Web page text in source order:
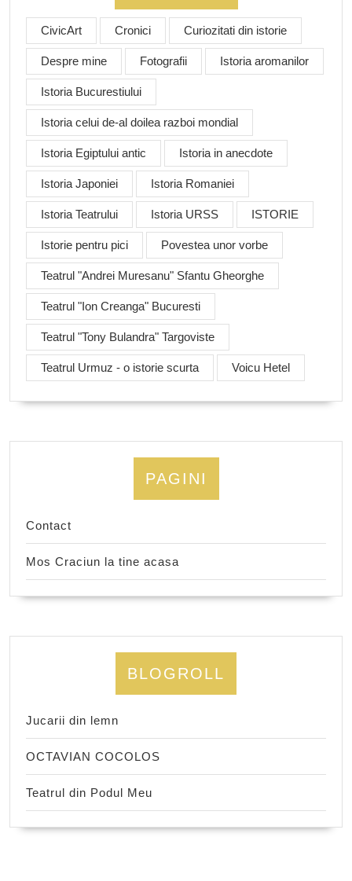
CivicArt Cronici Curiozitati din istorie
Despre mine Fotografii Istoria aromanilor
Istoria Bucurestiului
Istoria celui de-al doilea razboi mondial
Istoria Egiptului antic Istoria in anecdote
Istoria Japoniei Istoria Romaniei
Istoria Teatrului Istoria URSS ISTORIE
Istorie pentru pici Povestea unor vorbe
Teatrul "Andrei Muresanu" Sfantu Gheorghe
Teatrul "Ion Creanga" Bucuresti
Teatrul "Tony Bulandra" Targoviste
Teatrul Urmuz - o istorie scurta Voicu Hetel
PAGINI
Contact
Mos Craciun la tine acasa
BLOGROLL
Jucarii din lemn
OCTAVIAN COCOLOS
Teatrul din Podul Meu